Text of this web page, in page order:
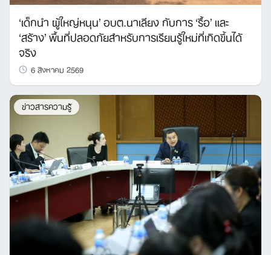
‘เด็กนำ ผู้ใหญ่หนุน’ อบต.นาเลียง กับการ ‘รื้อ’ และ
‘สร้าง’ พื้นที่ปลอดภัยสำหรับการเรียนรู้ใหม่ที่เกิดขึ้นได้
จริง
6 สิงหาคม 2569
ข่าวสารความรู้